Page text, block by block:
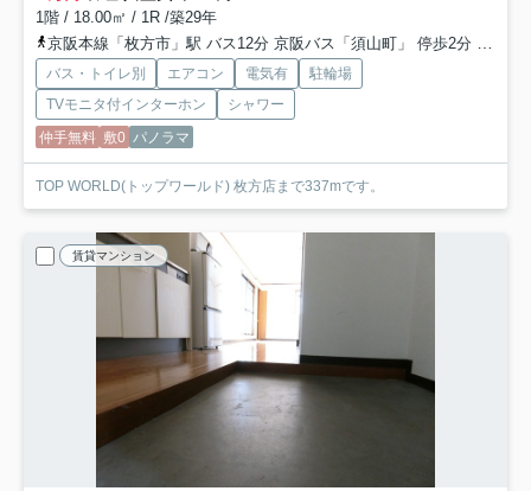
1階 / 18.00㎡ / 1R /築29年
京阪本線「枚方市」駅 バス12分 京阪バス「須山町」 停歩2分
京阪
バス・トイレ別 エアコン 電気有
駐輪場
TVモニタ付インターホン
シャワー
仲手無料 敷0 パノラマ
TOP WORLD(トップワールド) 枚方店まで337mです。
賃貸マンション